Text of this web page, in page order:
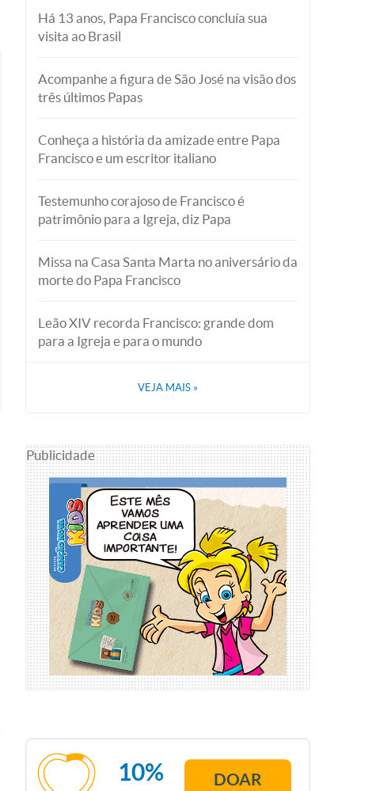
Há 13 anos, Papa Francisco concluía sua
visita ao Brasil
Acompanhe a figura de São José na visão dos
três últimos Papas
Conheça a história da amizade entre Papa
Francisco e um escritor italiano
Testemunho corajoso de Francisco é
patrimônio para a Igreja, diz Papa
Missa na Casa Santa Marta no aniversário da
morte do Papa Francisco
Leão XIV recorda Francisco: grande dom
para a Igreja e para o mundo
VEJA MAIS »
Publicidade
10% DOAR